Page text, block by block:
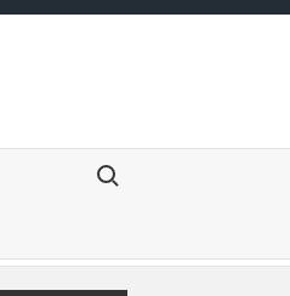
Search for: